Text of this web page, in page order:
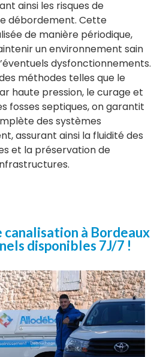
ainsi les risques de
débordement. Cette
de manière périodique,
un environnement sain
dysfonctionnements.
méthodes telles que le
haute pression, le curage et
fosses septiques, on garantit
des systèmes
assurant ainsi la fluidité des
et la préservation de
canalisation à Bordeaux
disponibles 7J/7 !